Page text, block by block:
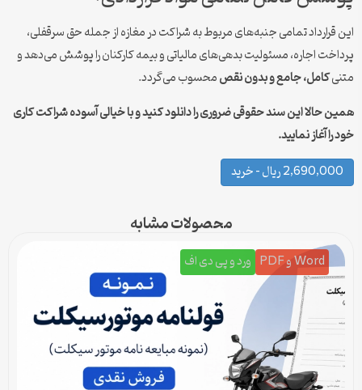
این قرارداد تمامی جنبه‌های مربوط به شراکت در مغازه از جمله حق سرقفلی،
پرداخت اجاره، مسئولیت بدهی‌های مالیاتی و بیمه کارکنان را پوشش می‌دهد و
متنیکامل، جامع و بدون نقصمحسوب می‌گردد.
همین حالا این سند حقوقی ضروری را دانلود کنید و با خیالی آسوده شراکت کاری
خود را آغاز نمایید.
2,690,000 ریال – خرید
محصولات مشابه
Word و PDF ورد و پی دی اف